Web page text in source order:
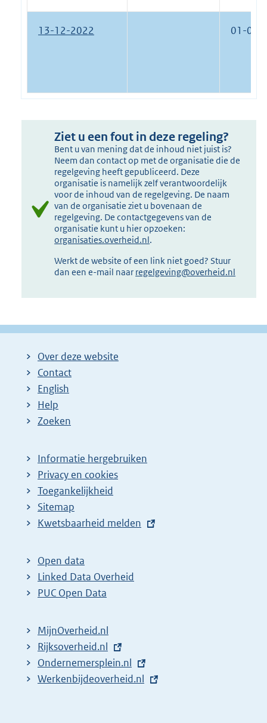
13-12-2022 01-01-
Ziet u een fout in deze regeling?
Bent u van mening dat de inhoud niet juist is?
Neem dan contact op met de organisatie die de
regelgeving heeft gepubliceerd. Deze
organisatie is namelijk zelf verantwoordelijk
voor de inhoud van de regelgeving. De naam
van de organisatie ziet u bovenaan de
regelgeving. De contactgegevens van de
organisatie kunt u hier opzoeken:
organisaties.overheid.nl.
Werkt de website of een link niet goed? Stuur
dan een e-mail naar regelgeving@overheid.nl
Over deze website
Contact
English
Help
Zoeken
Informatie hergebruiken
Privacy en cookies
Toegankelijkheid
Sitemap
E
t
e
r
l
i
n
k
Kwetsbaarheid melden
Open data
Linked Data Overheid
PUC Open Data
MijnOverheid.nl
E
x
t
Rijksoverheid.nl
E
x
Ondernemersplein.nl
E
Werkenbijdeoverheid.nl